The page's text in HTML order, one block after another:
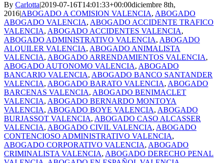
By Carlotta|2019-07-16T14:01:33+00:00diciembre 8th,
2016|ABOGADO A COMISION VALENCIA, ABOGADO
ABOGADO VALENCIA, ABOGADO ACCIDENTE TRAFICO
VALENCIA, ABOGADO ACCIDENTES VALENCIA,
ABOGADO ADMINISTRATIVO VALENCIA, ABOGADO
ALQUILER VALENCIA, ABOGADO ANIMALISTA
VALENCIA, ABOGADO ARRENDAMIENTOS VALENCIA,
ABOGADO AUTONOMO VALENCIA, ABOGADO
BANCARIO VALENCIA, ABOGADO BANCO SANTANDER
VALENCIA, ABOGADO BARATO VALENCIA, ABOGADO
BARCENAS VALENCIA, ABOGADO BENIMACLET
VALENCIA, ABOGADO BERNARDO MONTOYA
VALENCIA, ABOGADO BOYE VALENCIA, ABOGADO
BURJASSOT VALENCIA, ABOGADO CASO ALCASSER
VALENCIA, ABOGADO CIVIL VALENCIA, ABOGADO
CONTENCIOSO ADMINISTRATIVO VALENCIA,
ABOGADO CORPORATIVO VALENCIA, ABOGADO
CRIMINALISTA VALENCIA, ABOGADO DERECHO PENAL